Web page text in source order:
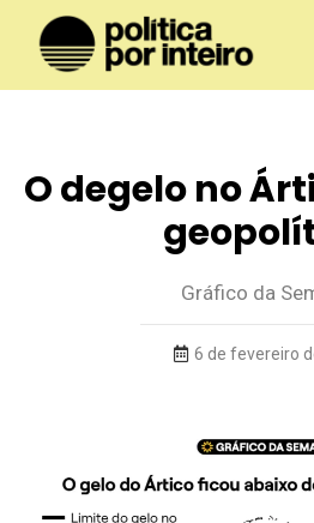
O degelo no
Gráfico da
6 de fevereiro